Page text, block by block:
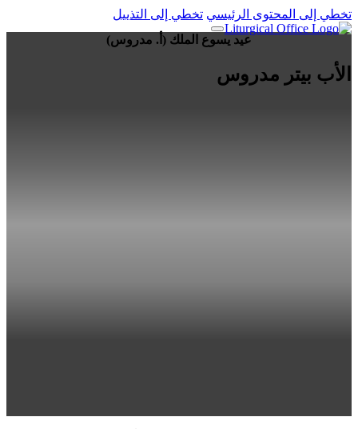
تخطي إلى المحتوى الرئيسي تخطي إلى التذييل
عيد يسوع الملك (أ. مدروس)
الأب بيتر مدروس